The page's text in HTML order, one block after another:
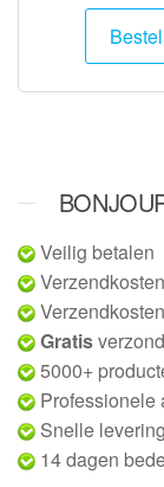
Bestel
Veilig betalen
Gratis
5000+
Professionele
Snelle levering
14 dagen